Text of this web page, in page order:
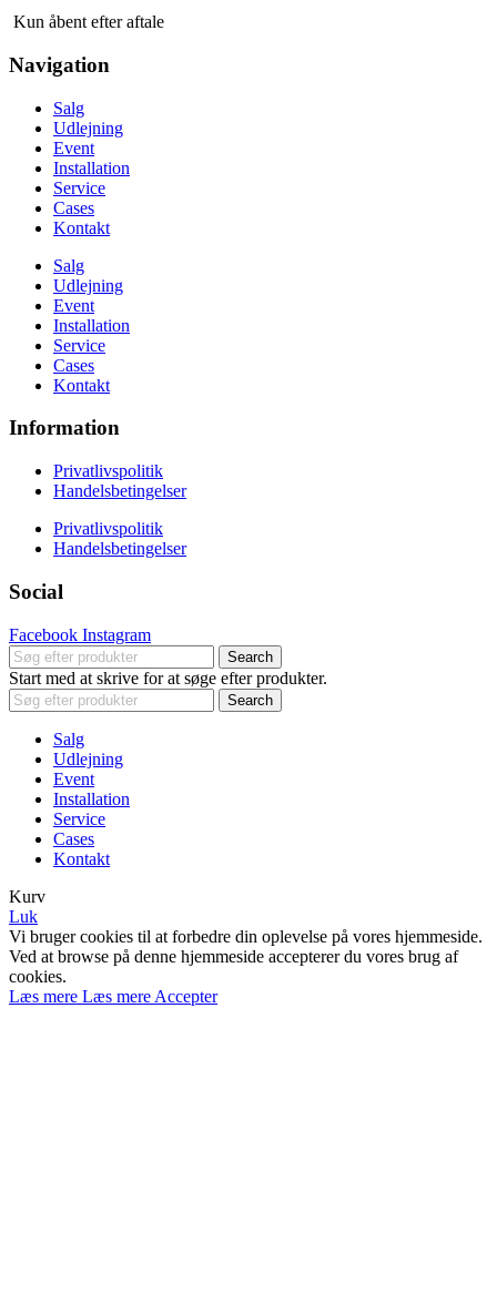
Kun åbent efter aftale
Navigation
Salg
Udlejning
Event
Installation
Service
Cases
Kontakt
Salg
Udlejning
Event
Installation
Service
Cases
Kontakt
Information
Privatlivspolitik
Handelsbetingelser
Privatlivspolitik
Handelsbetingelser
Social
Facebook Instagram
Search
Start med at skrive for at søge efter produkter.
Search
Salg
Udlejning
Event
Installation
Service
Cases
Kontakt
Kurv
Luk
Vi bruger cookies til at forbedre din oplevelse på vores hjemmeside.
Ved at browse på denne hjemmeside accepterer du vores brug af
cookies.
Læs mere Læs mere Accepter